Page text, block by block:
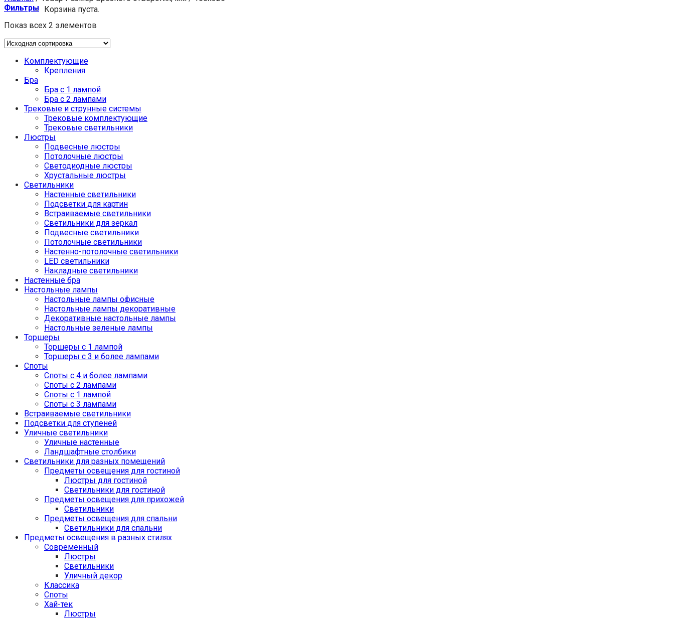
Корзина пуста.
Фильтры
Показ всех 2 элементов
Комплектующие
Крепления
Бра
Бра с 1 лампой
Бра с 2 лампами
Трековые и струнные системы
Трековые комплектующие
Трековые светильники
Люстры
Подвесные люстры
Потолочные люстры
Светодиодные люстры
Хрустальные люстры
Светильники
Настенные светильники
Подсветки для картин
Встраиваемые светильники
Светильники для зеркал
Подвесные светильники
Потолочные светильники
Настенно-потолочные светильники
LED светильники
Накладные светильники
Настенные бра
Настольные лампы
Настольные лампы офисные
Настольные лампы декоративные
Декоративные настольные лампы
Настольные зеленые лампы
Торшеры
Торшеры с 1 лампой
Торшеры с 3 и более лампами
Споты
Споты с 4 и более лампами
Споты с 2 лампами
Споты с 1 лампой
Споты с 3 лампами
Встраиваемые светильники
Подсветки для ступеней
Уличные светильники
Уличные настенные
Ландшафтные столбики
Светильники для разных помещений
Предметы освещения для гостиной
Люстры для гостиной
Светильники для гостиной
Предметы освещения для прихожей
Светильники
Предметы освещения для спальни
Светильники для спальни
Предметы освещения в разных стилях
Cовременный
Люстры
Светильники
Уличный декор
Классика
Споты
Хай-тек
Люстры